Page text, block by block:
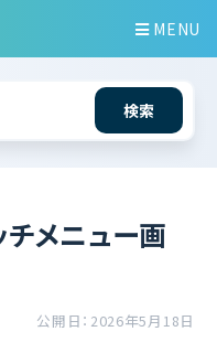
MENU
検索
メニュー画
公開日：2026年5月18日